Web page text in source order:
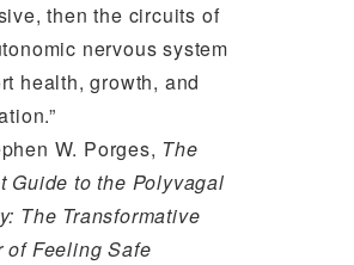
then the circuits of
nervous system
health, growth, and
W. Porges, The
Guide to the Polyvagal
The Transformative
of Feeling Safe